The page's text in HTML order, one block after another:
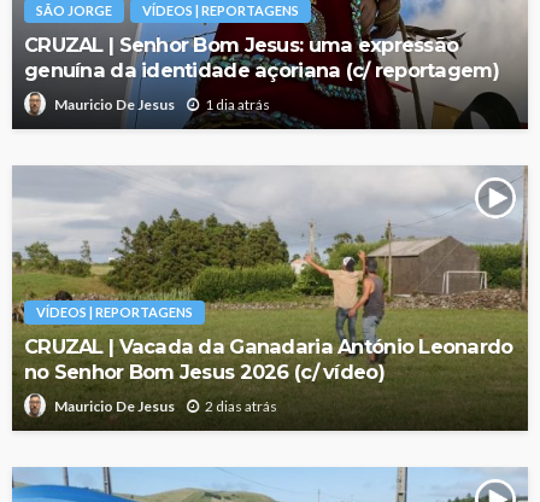
SÃO JORGE VÍDEOS | REPORTAGENS
CRUZAL | Senhor Bom Jesus: uma expressão
genuína da identidade açoriana (c/ reportagem)
Mauricio De Jesus 1 dia atrás
VÍDEOS | REPORTAGENS
CRUZAL | Vacada da Ganadaria António Leonardo
no Senhor Bom Jesus 2026 (c/ vídeo)
Mauricio De Jesus 2 dias atrás